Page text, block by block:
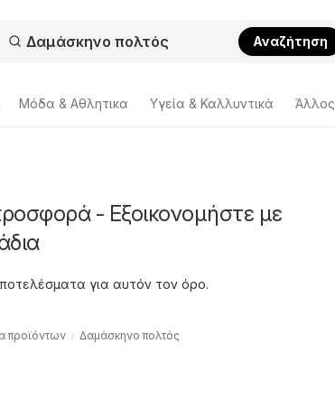
Αναζήτηση
Μόδα & Aθλητικα Υγεία & Καλλυντικά Άλλος
- Εξοικονομήστε με
για αυτόν τον όρο.
προϊόντων Δαμάσκηνο πολτός